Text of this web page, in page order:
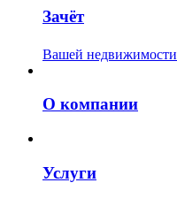
Зачёт
Вашей недвижимости
О компании
Услуги